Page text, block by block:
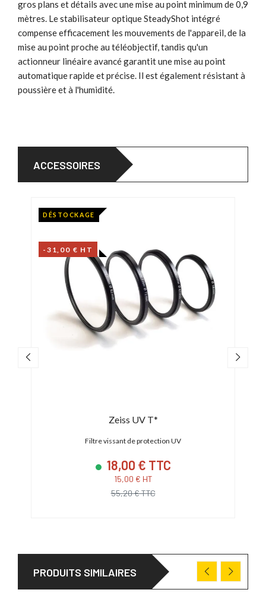
gros plans et détails avec une mise au point minimum de 0,9
mètres. Le stabilisateur optique SteadyShot intégré
compense efficacement les mouvements de l'appareil, de la
mise au point proche au téléobjectif, tandis qu'un
actionneur linéaire avancé garantit une mise au point
automatique rapide et précise. Il est également résistant à
poussière et à l'humidité.
ACCESSOIRES
DÉSTOCKAGE
-31,00 € HT
Zeiss UV T*
Filtre vissant de protection UV
18,00 € TTC
15,00 € HT
55,20 € TTC
PRODUITS SIMILAIRES